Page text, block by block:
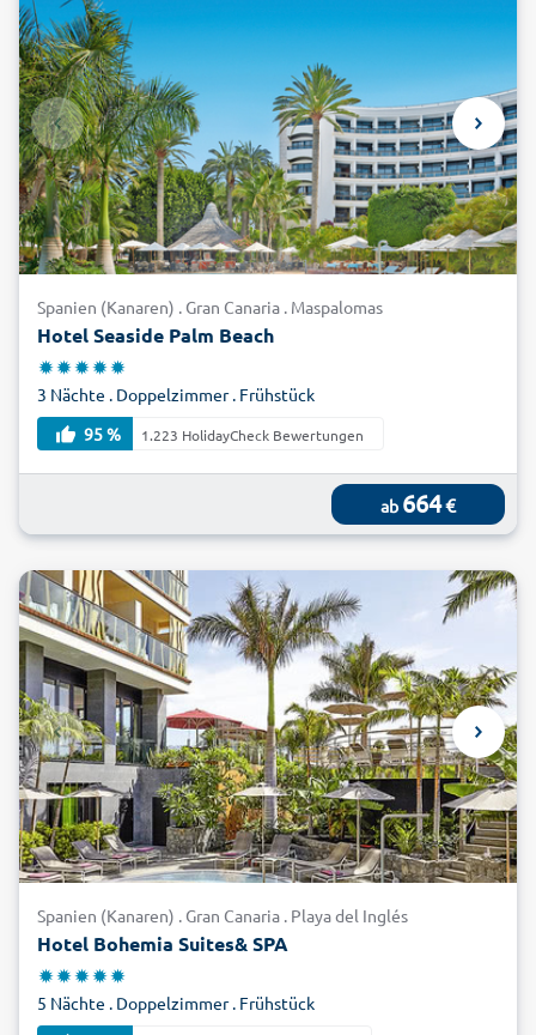
Spanien (Kanaren) . Gran Canaria . Maspalomas
Hotel Seaside Palm Beach
3 Nächte . Doppelzimmer . Frühstück
95 %
1.223 HolidayCheck Bewertungen
ab 664€
Spanien (Kanaren) . Gran Canaria . Playa del Inglés
Hotel Bohemia Suites& SPA
5 Nächte . Doppelzimmer . Frühstück